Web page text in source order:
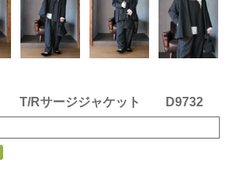
T/Rサージジャケット D9732